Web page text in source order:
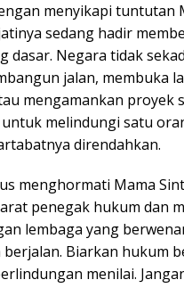
menyikapi tuntutan
sedang hadir
dasar. Negara tidak
jalan, membuka
mengamankan proyek
melindungi satu
direndahkan.
menghormati Mama
penegak hukum dan
lembaga yang
berjalan. Biarkan hukum
menilai.